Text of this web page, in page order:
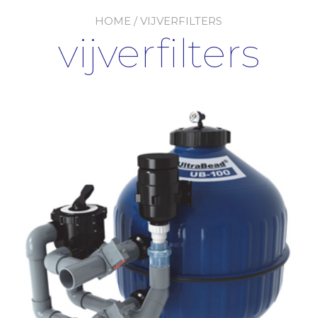
HOME / VIJVERFILTERS
vijverfilters